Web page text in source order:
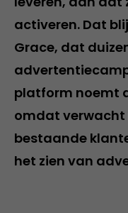
activeren. Dat
Grace, dat
platform noemt
omdat
bestaande
het zien van